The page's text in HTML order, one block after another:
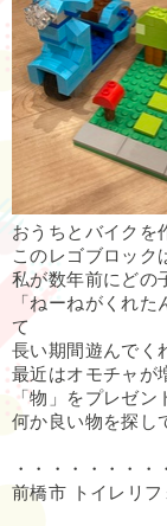
おうちとバイクを
このレゴブロック
私が数年前にどの
「ねーねがくれ
て
長い期間遊んでく
最近はオモチャが
「物」をプレゼ
何か良い物を探し
・・・・・・・・
前橋市 トイレリフ